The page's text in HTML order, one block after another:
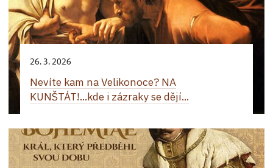
26. 3. 2026
Nevíte kam na Velikonoce? NA
KUNŠTÁT!...kde i zázraky se dějí...